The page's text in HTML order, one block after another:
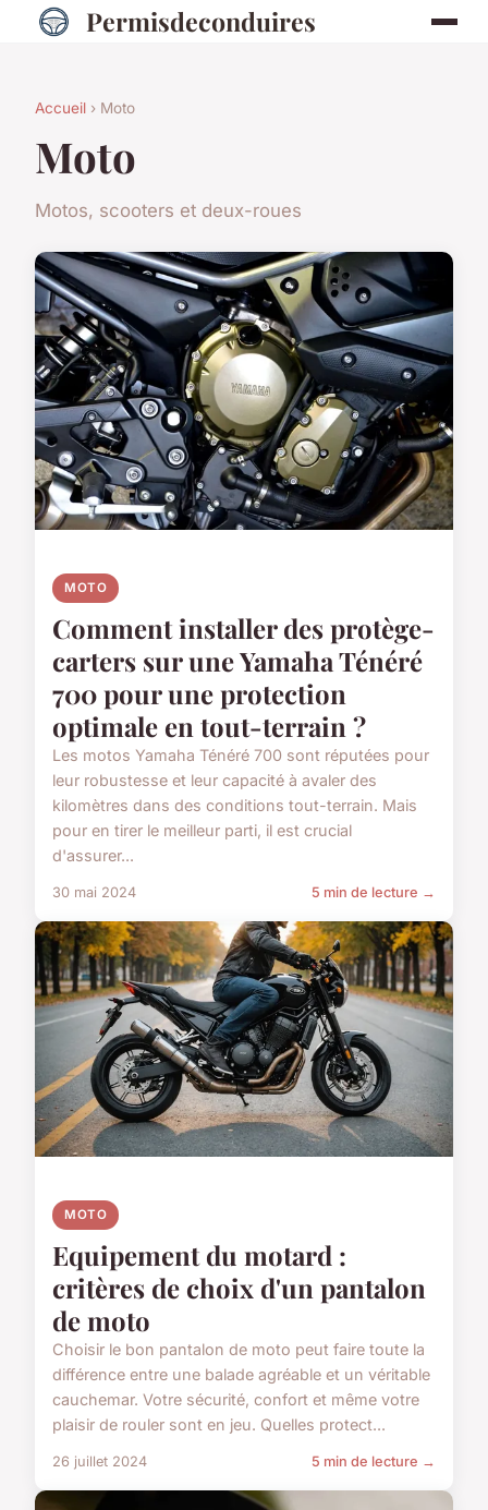
Permisdeconduires
Accueil › Moto
Moto
Motos, scooters et deux-roues
MOTO
Comment installer des protège-
carters sur une Yamaha Ténéré
700 pour une protection
optimale en tout-terrain ?
Les motos Yamaha Ténéré 700 sont réputées pour
leur robustesse et leur capacité à avaler des
kilomètres dans des conditions tout-terrain. Mais
pour en tirer le meilleur parti, il est crucial
d'assurer...
30 mai 2024 5 min de lecture →
MOTO
Equipement du motard :
critères de choix d'un pantalon
de moto
Choisir le bon pantalon de moto peut faire toute la
différence entre une balade agréable et un véritable
cauchemar. Votre sécurité, confort et même votre
plaisir de rouler sont en jeu. Quelles protect...
26 juillet 2024 5 min de lecture →